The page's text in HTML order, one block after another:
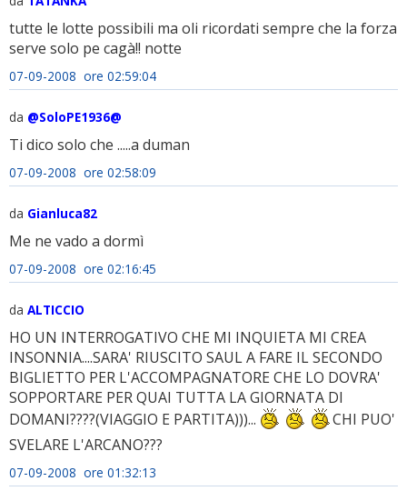
tutte le lotte possibili ma oli ricordati sempre che la forza
serve solo pe cagà!! notte
07-09-2008 ore 02:59:04
da @SoloPE1936@
Ti dico solo che .....a duman
07-09-2008 ore 02:58:09
da Gianluca82
Me ne vado a dormì
07-09-2008 ore 02:16:45
da ALTICCIO
HO UN INTERROGATIVO CHE MI INQUIETA MI CREA
INSONNIA....SARA' RIUSCITO SAUL A FARE IL SECONDO
BIGLIETTO PER L'ACCOMPAGNATORE CHE LO DOVRA'
SOPPORTARE PER QUAI TUTTA LA GIORNATA DI
DOMANI????(VIAGGIO E PARTITA)))...
CHI PUO'
SVELARE L'ARCANO???
07-09-2008 ore 01:32:13